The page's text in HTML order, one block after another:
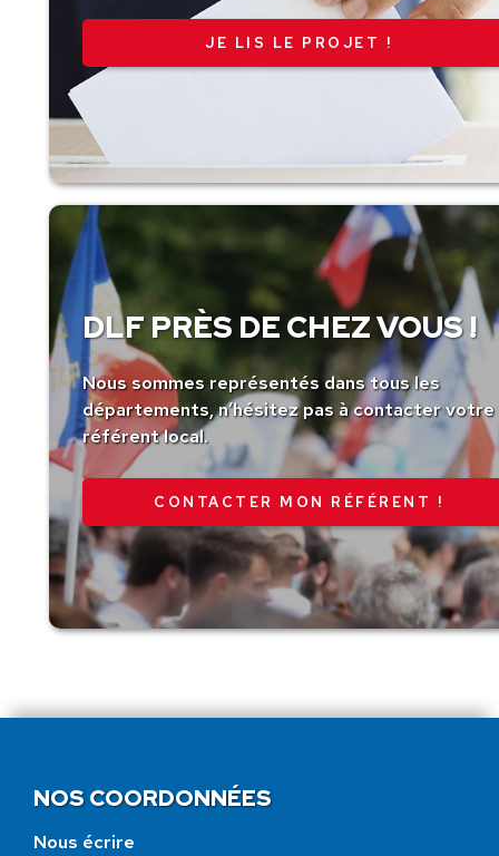
JE LIS LE PROJET !
DLF PRÈS DE CHEZ VOUS !
Nous sommes représentés dans tous les
départements, n’hésitez pas à contacter votre
référent local.
CONTACTER MON RÉFÉRENT !
NOS COORDONNÉES
Nous écrire